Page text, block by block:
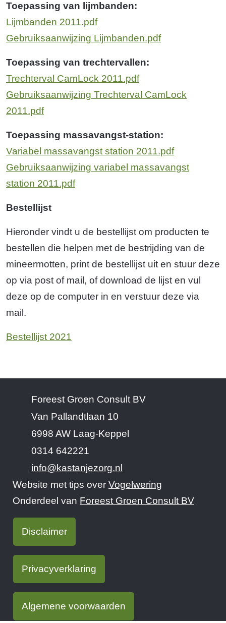
Toepassing van lijmbanden:
Lijmbanden 2011.pdf
Gebruiksaanwijzing Lijmbanden.pdf
Toepassing van trechtervallen:
Trechterval CamLock 2011.pdf
Gebruiksaanwijzing Trechterval CamLock
2011.pdf
Toepassing massavangst-station:
Variabel massavangst station 2011.pdf
Gebruiksaanwijzing variabel massavangst
station 2011.pdf
Bestellijst
Hieronder vindt u de bestellijst om producten te
bestellen die helpen met de bestrijding van de
mineermotten, print de bestellijst uit en stuur deze
op via post of mail, of download de lijst en vul
deze op de computer in en verstuur deze via
mail.
Bestellijst 2021
Foreest Groen Consult BV
Van Pallandtlaan 10
6998 AW Laag-Keppel
0314 642221
info@kastanjezorg.nl
Website met tips over Vogelwering
Onderdeel van Foreest Groen Consult BV
Disclaimer
Privacyverklaring
Algemene voorwaarden